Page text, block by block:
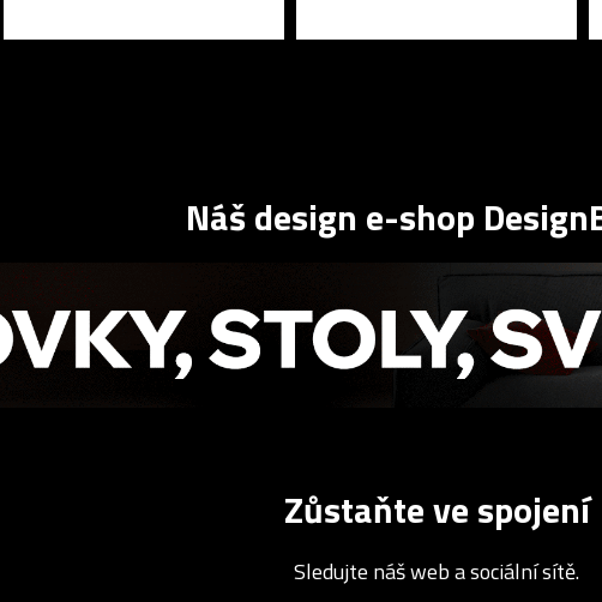
Náš design e-shop
Zůstaňte ve spojení
Sledujte náš web a sociální sítě.